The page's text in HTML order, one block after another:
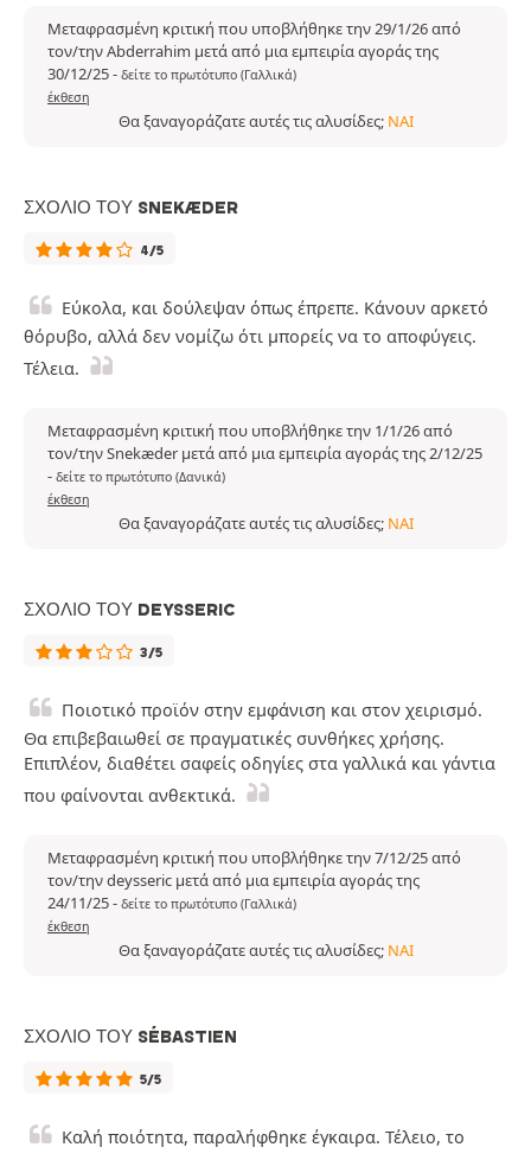
Μεταφρασμένη κριτική που υποβλήθηκε την 29/1/26 από
τον/την Abderrahim μετά από μια εμπειρία αγοράς της
30/12/25- δείτε το πρωτότυπο (Γαλλικά)
έκθεση
Θα ξαναγοράζατε αυτές τις αλυσίδες; ΝΑΙ
ΣΧΌΛΙΟ ΤΟΥ SNEKÆDER
4/5
Εύκολα, και δούλεψαν όπως έπρεπε. Κάνουν αρκετό
θόρυβο, αλλά δεν νομίζω ότι μπορείς να το αποφύγεις.
Τέλεια.
Μεταφρασμένη κριτική που υποβλήθηκε την 1/1/26 από
τον/την Snekæder μετά από μια εμπειρία αγοράς της 2/12/25
- δείτε το πρωτότυπο (Δανικά)
έκθεση
Θα ξαναγοράζατε αυτές τις αλυσίδες; ΝΑΙ
ΣΧΌΛΙΟ ΤΟΥ DEYSSERIC
3/5
Ποιοτικό προϊόν στην εμφάνιση και στον χειρισμό.
Θα επιβεβαιωθεί σε πραγματικές συνθήκες χρήσης.
Επιπλέον, διαθέτει σαφείς οδηγίες στα γαλλικά και γάντια
που φαίνονται ανθεκτικά.
Μεταφρασμένη κριτική που υποβλήθηκε την 7/12/25 από
τον/την deysseric μετά από μια εμπειρία αγοράς της
24/11/25- δείτε το πρωτότυπο (Γαλλικά)
έκθεση
Θα ξαναγοράζατε αυτές τις αλυσίδες; ΝΑΙ
ΣΧΌΛΙΟ ΤΟΥ SÉBASTIEN
5/5
Καλή ποιότητα, παραλήφθηκε έγκαιρα. Τέλειο, το